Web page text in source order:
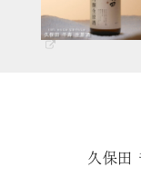
久保田